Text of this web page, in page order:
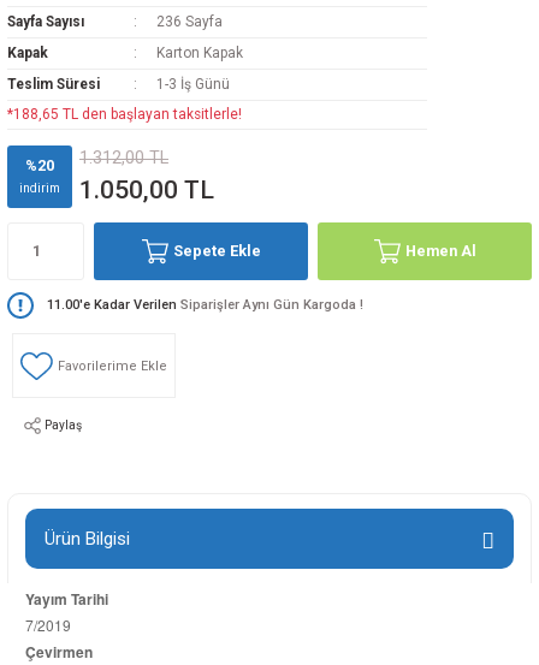
Sayfa Sayısı
236 Sayfa
Kapak
Karton Kapak
Teslim Süresi
1-3 İş Günü
*188,65 TL den başlayan taksitlerle!
%20
indirim
1.312,00 TL
1.050,00 TL
Sepete Ekle Hemen Al
11.00'e Kadar Verilen Siparişler Aynı Gün Kargoda !
Paylaş
Ürün Bilgisi
Yayım Tarihi
7/2019
Çevirmen